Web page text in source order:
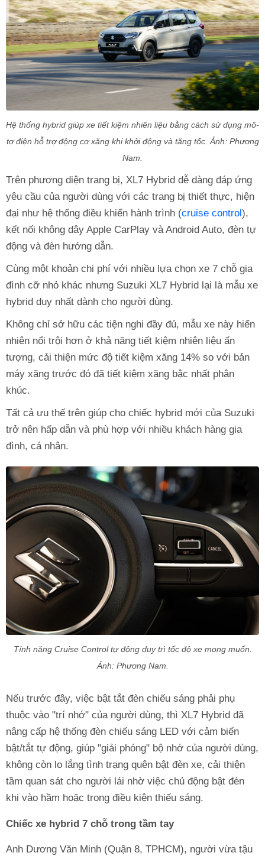
Hệ thống hybrid giúp xe tiết kiệm nhiên liệu bằng cách sử dụng mô-
tơ điện hỗ trợ động cơ xăng khi khởi động và tăng tốc. Ảnh: Phương
Nam.
Trên phương diện trang bị, XL7 Hybrid dễ dàng đáp ứng
yêu cầu của người dùng với các trang bị thiết thực, hiện
đại như hệ thống điều khiển hành trình (cruise control),
kết nối không dây Apple CarPlay và Android Auto, đèn tự
động và đèn hướng dẫn.
Cùng một khoản chi phí với nhiều lựa chọn xe 7 chỗ gia
đình cỡ nhỏ khác nhưng Suzuki XL7 Hybrid lại là mẫu xe
hybrid duy nhất dành cho người dùng.
Không chỉ sở hữu các tiện nghi đầy đủ, mẫu xe này hiển
nhiên nổi trội hơn ở khả năng tiết kiệm nhiên liệu ấn
tượng, cải thiện mức độ tiết kiệm xăng 14% so với bản
máy xăng trước đó đã tiết kiệm xăng bậc nhất phân
khúc.
Tất cả ưu thế trên giúp cho chiếc hybrid mới của Suzuki
trở nên hấp dẫn và phù hợp với nhiều khách hàng gia
đình, cá nhân.
Tính năng Cruise Control tự động duy trì tốc độ xe mong muốn.
Ảnh: Phương Nam.
Nếu trước đây, việc bật tắt đèn chiếu sáng phải phụ
thuộc vào "trí nhớ" của người dùng, thì XL7 Hybrid đã
nâng cấp hệ thống đèn chiếu sáng LED với cảm biến
bật/tắt tự động, giúp "giải phóng" bộ nhớ của người dùng,
không còn lo lắng tình trạng quên bật đèn xe, cải thiện
tầm quan sát cho người lái nhờ việc chủ động bật đèn
khi vào hầm hoặc trong điều kiện thiếu sáng.
Chiếc xe hybrid 7 chỗ trong tầm tay
Anh Dương Văn Minh (Quận 8, TPHCM), người vừa tậu